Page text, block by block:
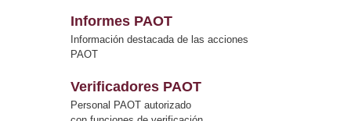
Informes PAOT
Información destacada de las acciones
PAOT
Verificadores PAOT
Personal PAOT autorizado